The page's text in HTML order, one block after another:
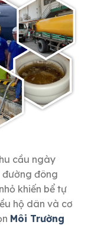
cầu ngày
đông
khiến bể tự
hộ dân và cơ
Môi Trường